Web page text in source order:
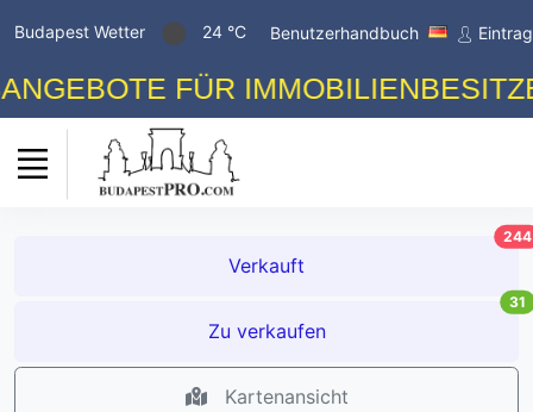
Budapest Wetter 24 °C Benutzerhandbuch
FÜR
Verkauft
244
Zu verkaufen
31
Kartenansicht